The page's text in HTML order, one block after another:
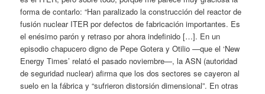
forma de contarlo: “Han paralizado la construcción del reactor de
fusión nuclear ITER por defectos de fabricación importantes. Es
el enésimo parón y retraso por ahora indefinido […]. En un
episodio chapucero digno de Pepe Gotera y Otilio —que el ‘New
Energy Times’ relató el pasado noviembre—, la ASN (autoridad
de seguridad nuclear) afirma que los dos sectores se cayeron al
suelo en la fábrica y “sufrieron distorsión dimensional”. En otras